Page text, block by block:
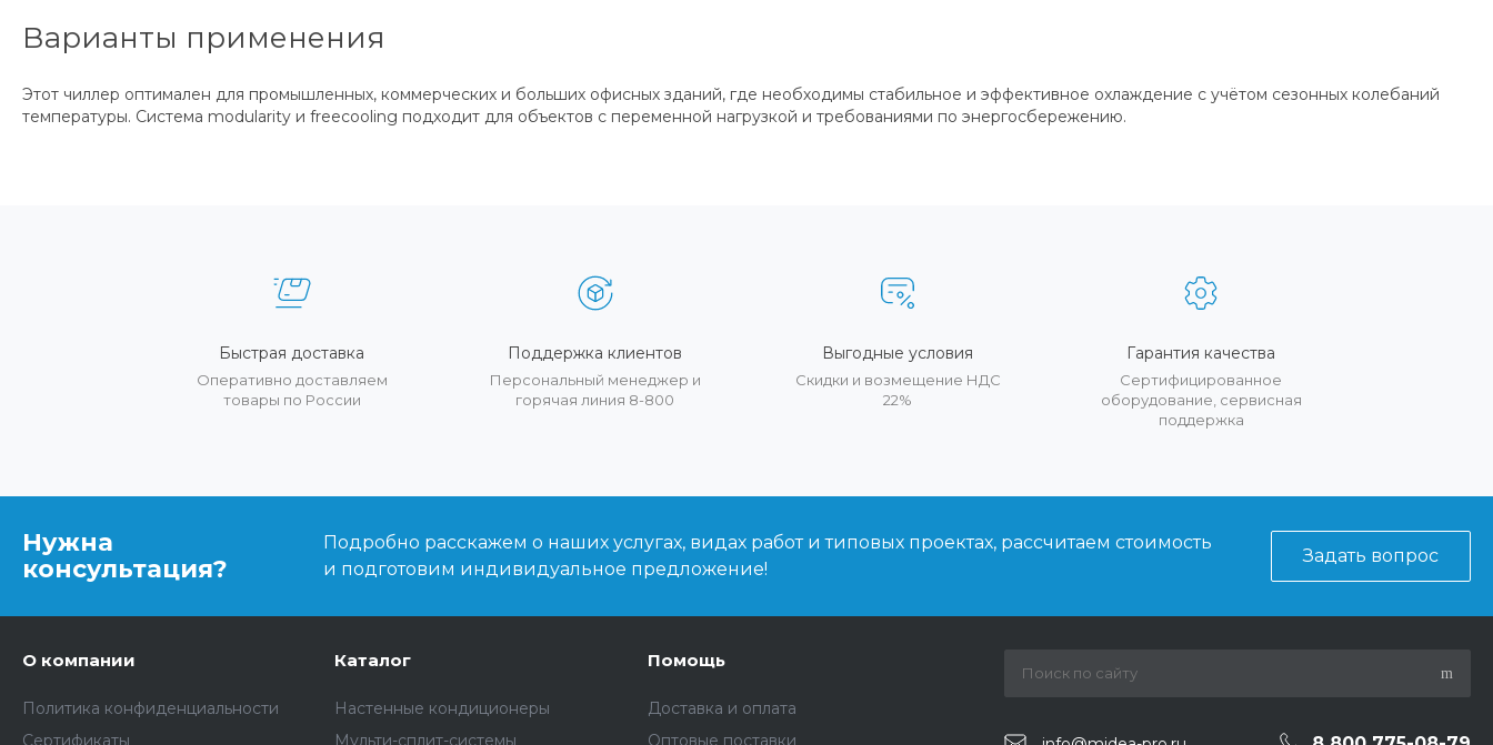
Варианты применения
Этот чиллер оптимален для промышленных, коммерческих и больших офисных зданий, где необходимы стабильное и эффективное охлаждение с учётом сезонных колебаний
температуры. Система modularity и freecooling подходит для объектов с переменной нагрузкой и требованиями по энергосбережению.
Быстрая доставка
Оперативно доставляем
товары по России
Поддержка клиентов
Персональный менеджер и
горячая линия 8-800
Выгодные условия
Скидки и возмещение НДС
22%
Гарантия качества
Сертифицированное
оборудование, сервисная
поддержка
Нужна
консультация?
Подробно расскажем о наших услугах, видах работ и типовых проектах, рассчитаем стоимость
и подготовим индивидуальное предложение!
Задать вопрос
О компании
Политика конфиденциальности
Сертификаты
Каталог
Настенные кондиционеры
Мульти-сплит-системы
Помощь
Доставка и оплата
Оптовые поставки